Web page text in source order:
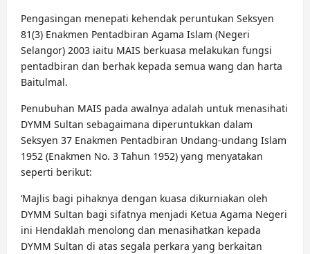
Pengasingan menepati kehendak peruntukan Seksyen
81(3) Enakmen Pentadbiran Agama Islam (Negeri
Selangor) 2003 iaitu MAIS berkuasa melakukan fungsi
pentadbiran dan berhak kepada semua wang dan harta
Baitulmal.
Penubuhan MAIS pada awalnya adalah untuk menasihati
DYMM Sultan sebagaimana diperuntukkan dalam
Seksyen 37 Enakmen Pentadbiran Undang-undang Islam
1952 (Enakmen No. 3 Tahun 1952) yang menyatakan
seperti berikut:
‘Majlis bagi pihaknya dengan kuasa dikurniakan oleh
DYMM Sultan bagi sifatnya menjadi Ketua Agama Negeri
ini Hendaklah menolong dan menasihatkan kepada
DYMM Sultan di atas segala perkara yang berkaitan